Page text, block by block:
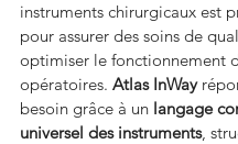
instruments chirurgicaux est
pour assurer des soins de
optimiser le fonctionnement
opératoires. Atlas InWay
besoin grâce à un langage
universel des instruments,